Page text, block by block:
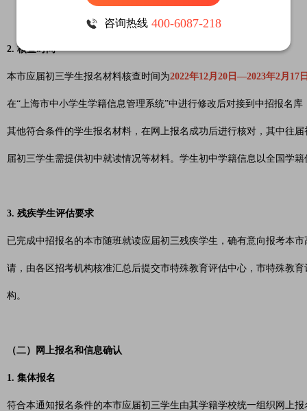
2. 核查时间
本市应届初三学生报名材料核查时间为2022年12月20日—2023年2月17
在“上海市中小学生学籍信息管理系统”中进行修改后对接到中招报名
其他符合条件的学生报名材料，在网上报名成功后进行核对，其中往
届初三学生需提供初中就读情况等材料。学生初中学籍信息以全国学
3. 残疾学生评估要求
已完成中招报名的本市随班就读应届初三残疾学生，确有意向报考本
请，由各区招考机构核准汇总后提交市特殊教育评估中心，市特殊教
构。
（二）网上报名和信息确认
1. 集体报名
符合本通知报名条件的本市应届初三学生由其学籍学校统一组织网上报
咨询热线 400-6087-218